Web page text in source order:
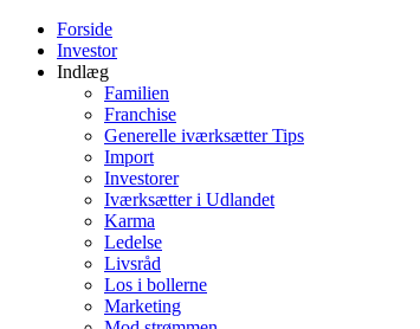
Forside
Investor
Indlæg
Familien
Franchise
Generelle iværksætter Tips
Import
Investorer
Iværksætter i Udlandet
Karma
Ledelse
Livsråd
Los i bollerne
Marketing